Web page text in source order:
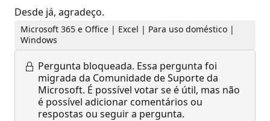
Desde já, agradeço.
Microsoft 365 e Office | Excel | Para uso doméstico |
Windows
Pergunta bloqueada. Essa pergunta foi
migrada da Comunidade de Suporte da
Microsoft. É possível votar se é útil, mas não
é possível adicionar comentários ou
respostas ou seguir a pergunta.